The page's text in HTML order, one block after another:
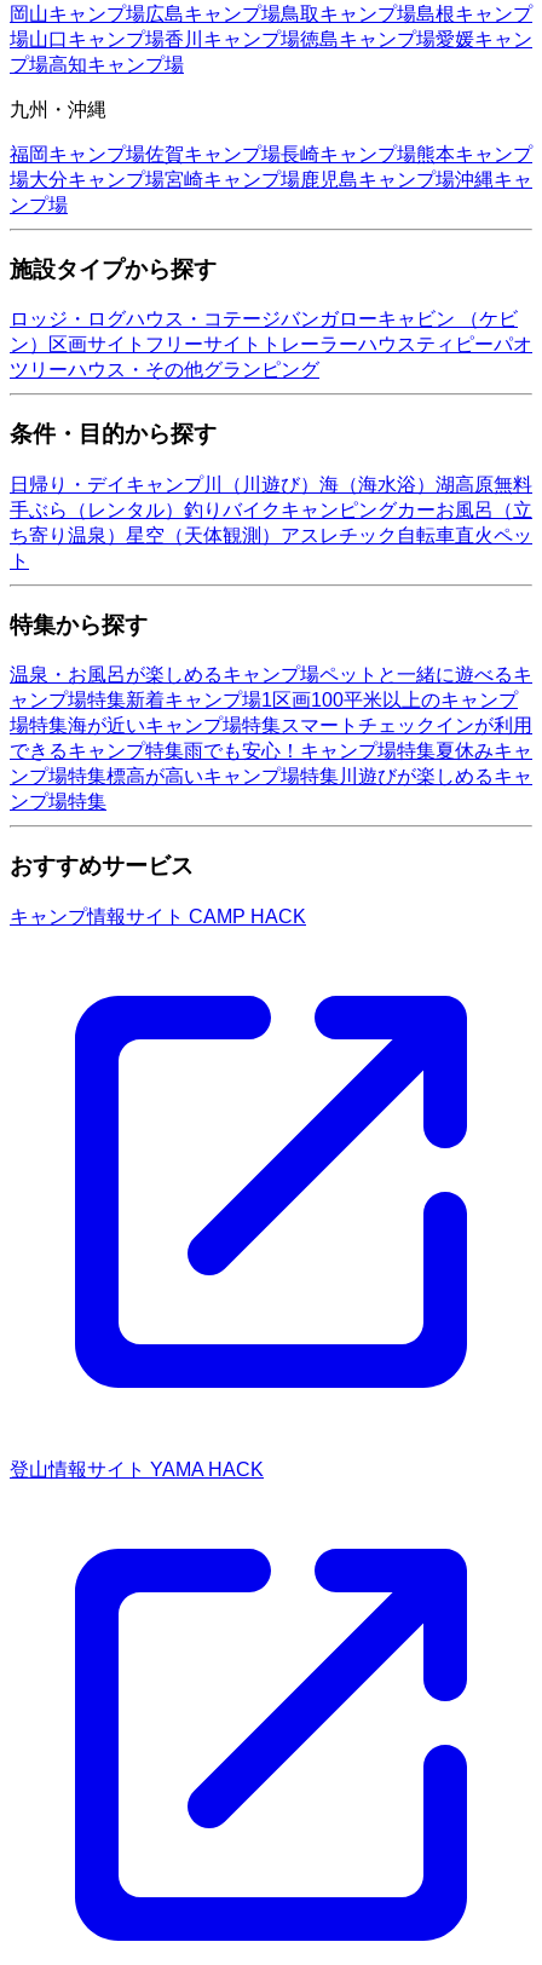
岡山キャンプ場広島キャンプ場鳥取キャンプ場島根キャンプ
場山口キャンプ場香川 キャンプ場徳島キャンプ場愛媛キャン
プ場高知キャンプ場
九州・沖縄
福岡キャンプ場佐賀キャンプ場長崎キャンプ場熊本キャンプ
場大分キャンプ場宮崎キャンプ場鹿児島キャンプ場沖縄キャ
ンプ場
施設タイプから探す
ロッジ・ログハウス・コテージバンガローキャビン （ケビ
ン）
区画サイト フリーサイト トレーラーハウスティピーパオ
ツリーハウス・その他グランピング
条件・目的から探す
日帰り・デイキャンプ川（川遊び） 海（海水浴） 湖高原無料
手ぶら（レンタル） 釣り バイクキャンピングカーお風呂（立
ち寄り温泉） 星空（天体観測） アスレチック 自転車直火ペッ
ト
特集から探す
温泉・お風呂が楽しめるキャンプ場ペットと一緒に遊べるキ
ャンプ場特集新着キャンプ場1区画100平米以上のキャンプ
場特集海が近いキャンプ場特集スマートチェックインが利用
できるキャンプ特集雨でも安心！キャンプ場特集夏休みキャ
ンプ場特集標高が高いキャンプ場特集川遊びが楽しめるキャ
ンプ場特集
おすすめサービス
キャンプ情報サイト CAMP HACK
登山情報サイト YAMA HACK